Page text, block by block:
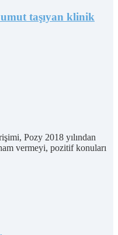
umut taşıyan klinik
Pozy 2018 yılından
vermeyi, pozitif konuları